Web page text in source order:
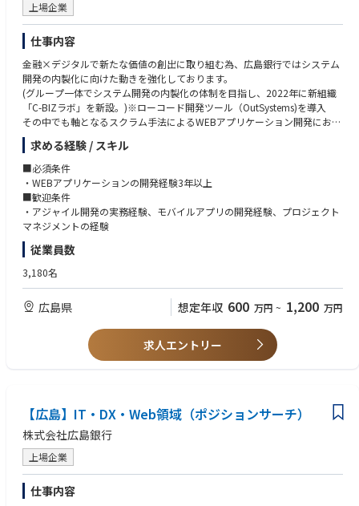
上場企業
仕事内容
金融×デジタルで新たな価値の創出に取り組む為、広島銀行ではシステム
開発の内製化に向けた動きを強化しております。
(グループ一体でシステム開発の内製化の体制を目指し、2022年に新組織
「C-BIZラボ」を新設。)※ローコード開発ツール（OutSystems)を導入
その中でも軸となるスクラム手法によるWEBアプリケーション開発におけ
る設計・開発等をお任せいたします。
■業務内容
・プロダクトバックログの詳細化
・アプリケーションの設計と開発の各工程関連業務
ご志向やご経験に応じて、開発チームのリードやメンバーの育成などもお
任せいたします。
【働きやすさ】
新たなワークスタイルへの対応も積極的に進めており、最新のオフィスセ
キュリティ、リモートワーク環境完備、TPOに合わせた服装の自由化、ダ
イバーシティなど、働きやすさも充実しています。また公正な評価制度の
もと、新卒入行・キャリア入行関係なくキャリアアップが可能です。
求める経験 / スキル
■必須条件
・WEBアプリケーションの開発経験3年以上
■歓迎条件
・アジャイル開発の実務経験、モバイルアプリの開発経験、プロジェクト
マネジメントの経験
従業員数
3,180名
広島県 想定年収 600 万円 ~ 1,200 万円
求人エントリー
【広島】IT・DX・Web領域（ポジションサーチ）
株式会社広島銀行
上場企業
仕事内容